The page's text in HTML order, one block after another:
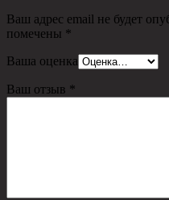
Ваш адрес email не будет
помечены *
Ваша оценка
Ваш отзыв *